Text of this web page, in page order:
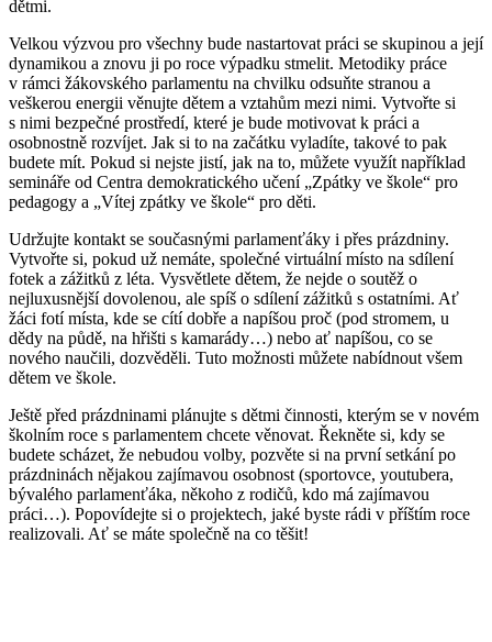
dětmi.
Velkou výzvou pro všechny bude nastartovat práci se skupinou a její
dynamikou a znovu ji po roce výpadku stmelit. Metodiky práce
v rámci žákovského parlamentu na chvilku odsuňte stranou a
veškerou energii věnujte dětem a vztahům mezi nimi. Vytvořte si
s nimi bezpečné prostředí, které je bude motivovat k práci a
osobnostně rozvíjet. Jak si to na začátku vyladíte, takové to pak
budete mít. Pokud si nejste jistí, jak na to, můžete využít například
semináře od Centra demokratického učení „Zpátky ve škole“ pro
pedagogy a „Vítej zpátky ve škole“ pro děti.
Udržujte kontakt se současnými parlamenťáky i přes prázdniny.
Vytvořte si, pokud už nemáte, společné virtuální místo na sdílení
fotek a zážitků z léta. Vysvětlete dětem, že nejde o soutěž o
nejluxusnější dovolenou, ale spíš o sdílení zážitků s ostatními. Ať
žáci fotí místa, kde se cítí dobře a napíšou proč (pod stromem, u
dědy na půdě, na hřišti s kamarády…) nebo ať napíšou, co se
nového naučili, dozvěděli. Tuto možnosti můžete nabídnout všem
dětem ve škole.
Ještě před prázdninami plánujte s dětmi činnosti, kterým se v novém
školním roce s parlamentem chcete věnovat. Řekněte si, kdy se
budete scházet, že nebudou volby, pozvěte si na první setkání po
prázdninách nějakou zajímavou osobnost (sportovce, youtubera,
bývalého parlamenťáka, někoho z rodičů, kdo má zajímavou
práci…). Popovídejte si o projektech, jaké byste rádi v příštím roce
realizovali. Ať se máte společně na co těšit!